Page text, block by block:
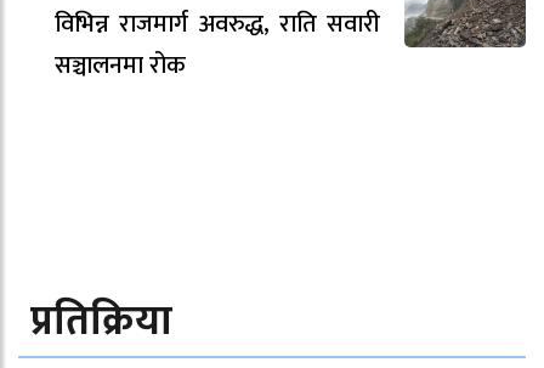
विभिन्न राजमार्ग अवरुद्ध, राति सवारी
सञ्चालनमा रोक
प्रतिक्रिया